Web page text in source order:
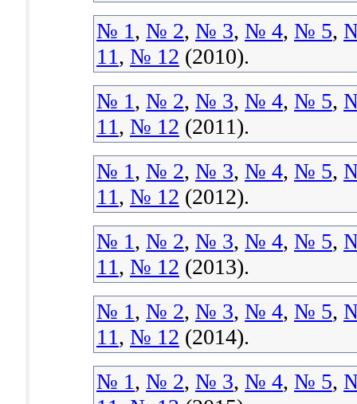
№ 1, № 2, № 3, № 4, № 5,
11, № 12 (2010).
№ 1, № 2, № 3, № 4, № 5,
11, № 12 (2011).
№ 1, № 2, № 3, № 4, № 5,
11, № 12 (2012).
№ 1, № 2, № 3, № 4, № 5,
11, № 12 (2013).
№ 1, № 2, № 3, № 4, № 5,
11, № 12 (2014).
№ 1, № 2, № 3, № 4, № 5,